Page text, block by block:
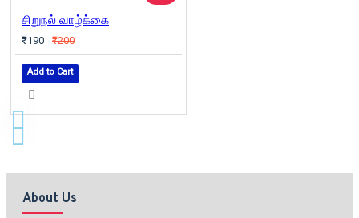
சிறுநல் வாழ்க்கை
₹190 ₹200
Add to Cart
About Us